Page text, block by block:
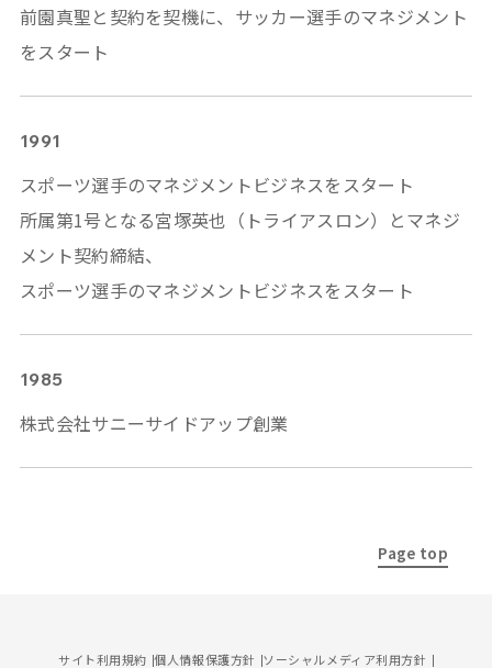
前園真聖と契約を契機に、サッカー選手のマネジメント
をスタート
1991
スポーツ選手のマネジメントビジネスをスタート
所属第1号となる宮塚英也（トライアスロン）とマネジ
メント契約締結、
スポーツ選手のマネジメントビジネスをスタート
1985
株式会社サニーサイドアップ創業
Page top
サイト利用規約 個人情報保護方針 ソーシャルメディア利用方針